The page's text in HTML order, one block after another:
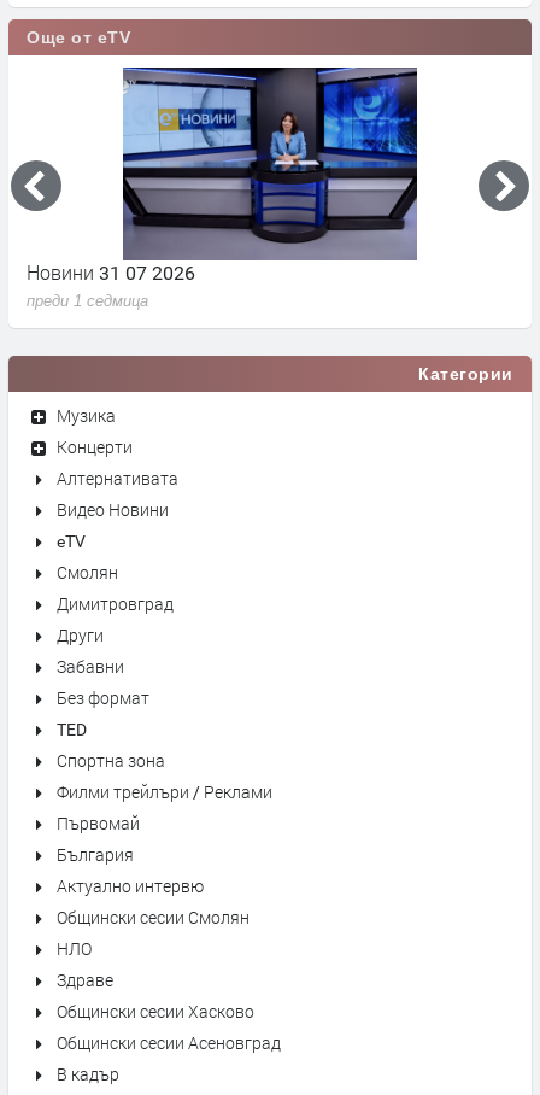
Още от eTV
Новини 31 07 2026
преди 1 седмица
Категории
Музика
Концерти
Алтернативата
Видео Новини
eTV
Смолян
Димитровград
Други
Забавни
Без формат
TED
Спортна зона
Филми трейлъри / Реклами
Първомай
България
Актуално интервю
Общински сесии Смолян
НЛО
Здраве
Общински сесии Хасково
Общински сесии Асеновград
В кадър